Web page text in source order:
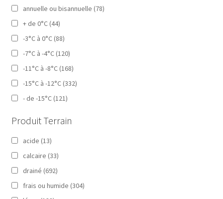
annuelle ou bisannuelle (78)
+ de 0°C (44)
-3°C à 0°C (88)
-7°C à -4°C (120)
-11°C à -8°C (168)
-15°C à -12°C (332)
- de -15°C (121)
Produit Terrain
acide (13)
calcaire (33)
drainé (692)
frais ou humide (304)